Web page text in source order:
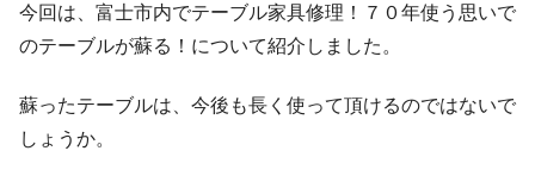
今回は、富士市内でテーブル家具修理！７０年使う思いで
のテーブルが蘇る！について紹介しました。
蘇ったテーブルは、今後も長く使って頂けるのではないで
しょうか。